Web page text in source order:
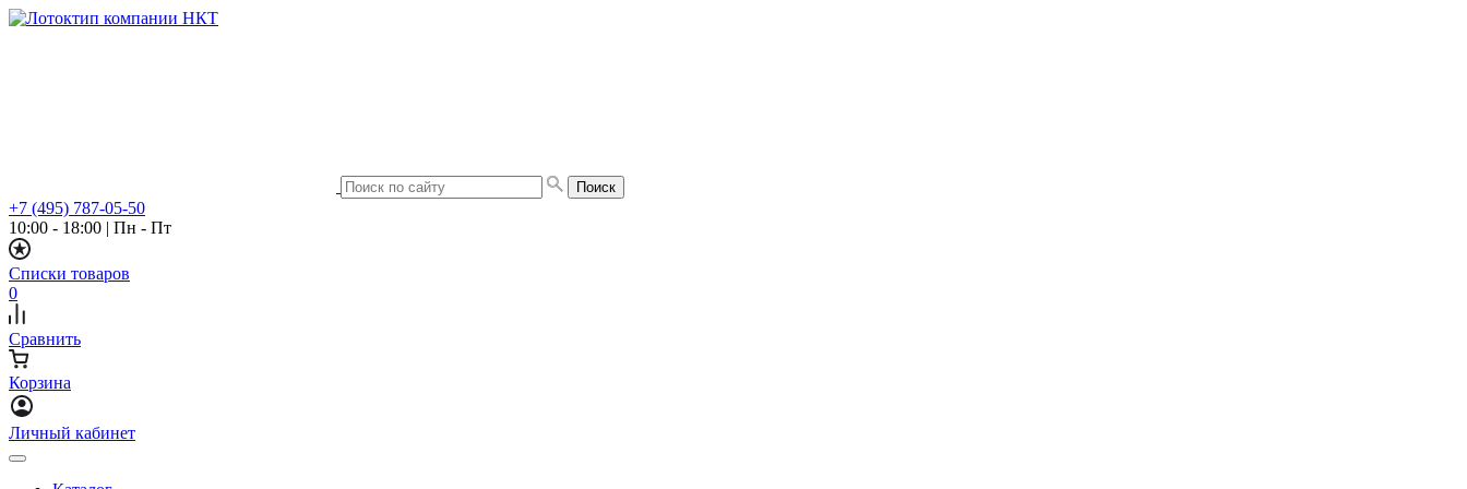
+7 (495) 787-05-50
10:00 - 18:00 | Пн - Пт
Списки товаров
0
Сравнить
Корзина
Личный кабинет